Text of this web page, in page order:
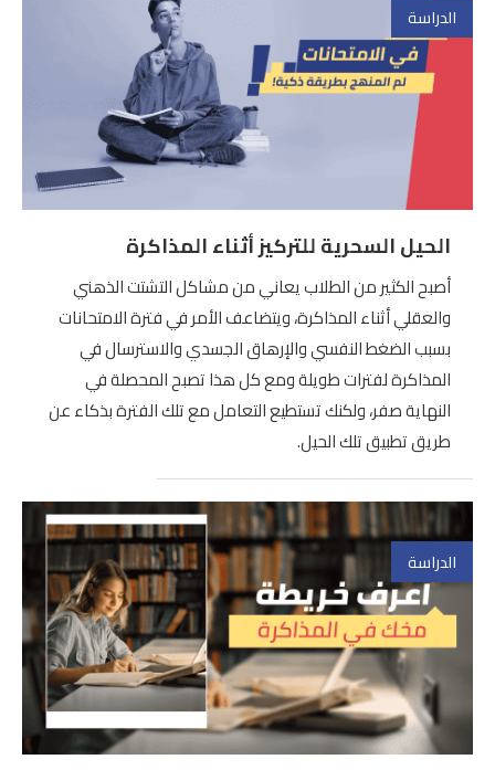
الدراسة
الحيل السحرية للتركيز أثناء المذاكرة
أصبح الكثير من الطلاب يعاني من مشاكل التشتت الذهني
والعقلي أثناء المذاكرة، ويتضاعف الأمر في فترة الامتحانات
بسبب الضغط النفسي والإرهاق الجسدي والاسترسال في
المذاكرة لفترات طويلة ومع كل هذا تصبح المحصلة في
النهاية صفر، ولكنك تستطيع التعامل مع تلك الفترة بذكاء عن
طريق تطبيق تلك الحيل.
الدراسة